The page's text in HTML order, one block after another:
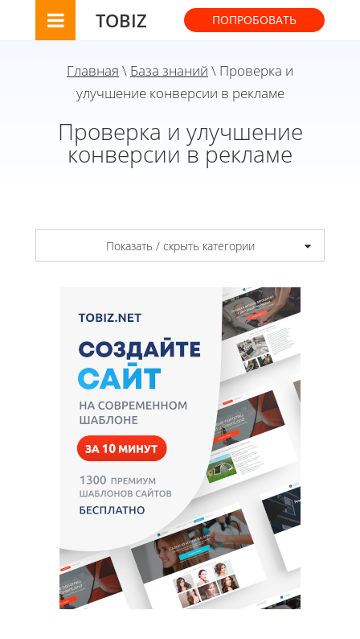
TOBIZ ПОПРОБОВАТЬ
Главная \ База знаний \ Проверка и
улучшение конверсии в рекламе
Проверка и улучшение
конверсии в рекламе
Показать / скрыть категории